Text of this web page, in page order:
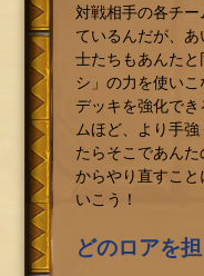
対戦相手の各チ
ているんだが、
士たちもあんた
シ」の力を使い
デッキを強化で
ムほど、より手
たらそこであん
からやり直すこ
いこう！
どのロアを担